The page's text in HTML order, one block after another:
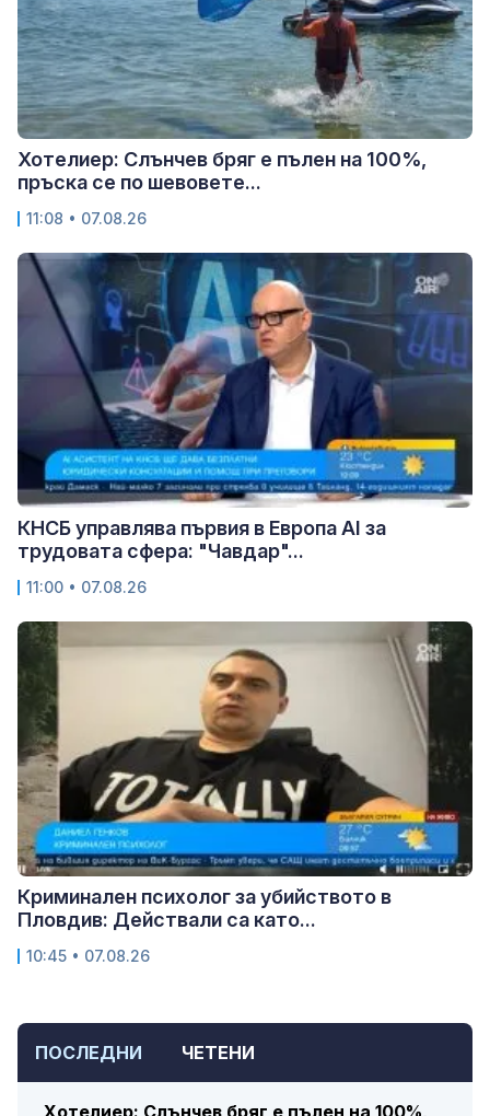
ПОСЛЕДНИ ЧЕТЕНИ
Хотелиер: Слънчев бряг е пълен на 100%,
пръска се по шевовете...
11:08 • 07.08.26
КНСБ управлява първия в Европа AI за
трудовата сфера: "Чавдар"...
11:00 • 07.08.26
Криминален психолог за убийството в
Пловдив: Действали са като...
10:45 • 07.08.26